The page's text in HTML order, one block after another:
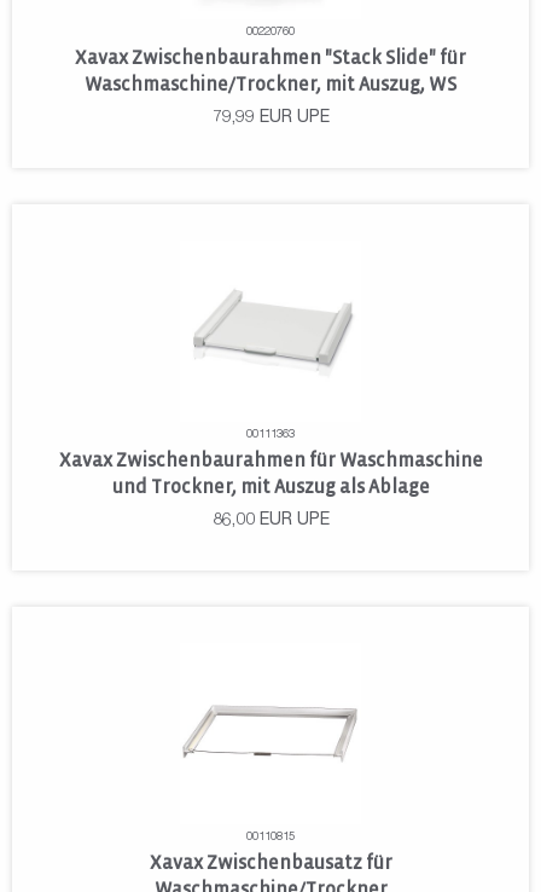
00220760
Xavax Zwischenbaurahmen "Stack Slide" für
Waschmaschine/Trockner, mit Auszug, WS
79,99 EUR UPE
00111363
Xavax Zwischenbaurahmen für Waschmaschine
und Trockner, mit Auszug als Ablage
86,00 EUR UPE
00110815
Xavax Zwischenbausatz für